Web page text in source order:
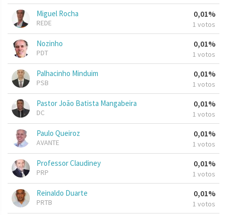
Miguel Rocha
REDE
0,01%
1 votos
Nozinho
PDT
0,01%
1 votos
Palhacinho Minduim
PSB
0,01%
1 votos
Pastor João Batista Mangabeira
DC
0,01%
1 votos
Paulo Queiroz
AVANTE
0,01%
1 votos
Professor Claudiney
PRP
0,01%
1 votos
Reinaldo Duarte
PRTB
0,01%
1 votos